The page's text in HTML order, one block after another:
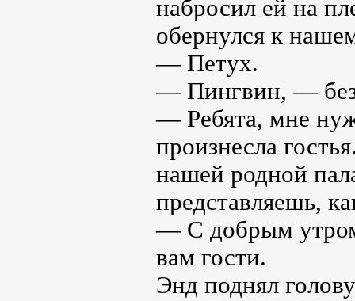
набросил ей на
обернулся к
— Петух.
— Пингвин, —
— Ребята, мне
произнесла
нашей родной
представляешь,
— С добрым
вам гости.
Энд поднял